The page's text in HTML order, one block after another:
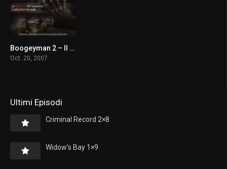
5.2Boogeyman 2 – Il ritorno dell’uomo nero
Oct. 20, 2007
Ultimi Episodi
Criminal Record 2×8
Widow’s Bay 1×9